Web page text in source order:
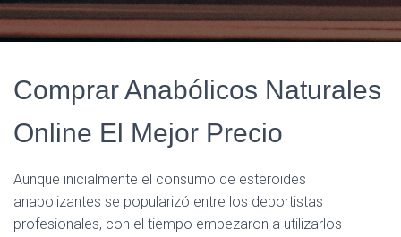
B
K
Comprar Anabólicos Naturales
Online El Mejor Precio
Aunque inicialmente el consumo de esteroides
anabolizantes se popularizó entre los deportistas
profesionales, con el tiempo empezaron a utilizarlos